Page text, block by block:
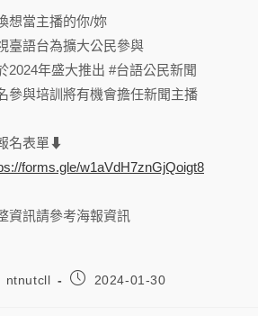
想當主播的你/妳
臺語台為擴大公民參與
2024年盛大推出 #台語公民新聞
參與培訓將有機會擔任新聞主播
名表單 ⬇︎
forms.gle/w1aVdH7znGjQoigt8
資訊請參考海報資訊
ntnutcll 2024-01-30